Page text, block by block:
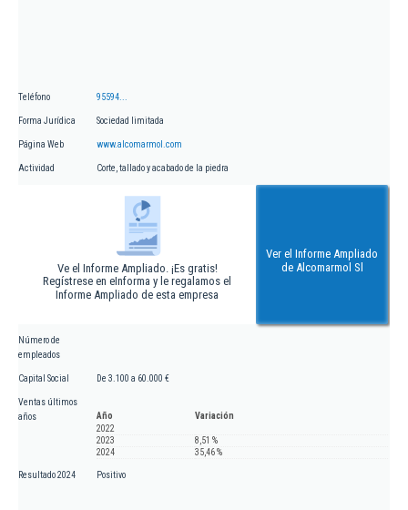
Teléfono 95594...
Forma Jurídica Sociedad limitada
Página Web www.alcomarmol.com
Actividad Corte, tallado y acabado de la piedra
Ve el Informe Ampliado. ¡Es gratis!
Regístrese en eInforma y le regalamos el
Informe Ampliado de esta empresa
Ver el Informe Ampliado
de Alcomarmol Sl
Número de
empleados
Capital Social De 3.100 a 60.000 €
Ventas últimos
años
Año
Variación
2022
2023
8,51 %
2024
35,46 %
Resultado 2024 Positivo